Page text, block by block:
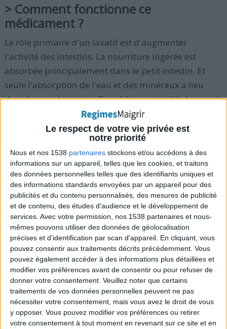
Le respect de votre vie privée est
notre priorité
Nous et nos 1538 partenaires stockons et/ou accédons à des
informations sur un appareil, telles que les cookies, et traitons
des données personnelles telles que des identifiants uniques et
des informations standards envoyées par un appareil pour des
publicités et du contenu personnalisés, des mesures de publicité
et de contenu, des études d'audience et le développement de
services. Avec votre permission, nos 1538 partenaires et nous-
mêmes pouvons utiliser des données de géolocalisation
précises et d’identification par scan d'appareil. En cliquant, vous
pouvez consentir aux traitements décrits précédemment. Vous
pouvez également accéder à des informations plus détaillées et
modifier vos préférences avant de consentir ou pour refuser de
donner votre consentement. Veuillez noter que certains
traitements de vos données personnelles peuvent ne pas
nécessiter votre consentement, mais vous avez le droit de vous
y opposer. Vous pouvez modifier vos préférences ou retirer
votre consentement à tout moment en revenant sur ce site et en
> Comment fonctionne ce
médicament ?
Le rôle primaire d'un laxatif est d'augmenter
l'activité des intestins. La nourriture ingérée est
absorbée principalement dans le petit intestin. Et
seule l'absorption de l'eau et des minéraux a lieu
dans le grand intestin. Ce médicament cible le grand
intestin et non le petit intestin.
Un purgatif précipite l'élimination des restes non
digérés, passés à partir du petit intestin, hors du
corps. C'est pourquoi une personne qui prend ces
médicaments connaît la diarrhée, où la matière non
digérée s'en va avec beaucoup d'eau.
> Pourquoi prendre un purgatif laisse
penser qu'il fait mincir ?
La diarrhée, que nous venons d'évoquer ci-dessus,
signifie une perte de grandes quantités d'eau du
corps, c'est pourquoi les gens sentent qu'ils ont
perdu du poids. Le problème est qu'ils ne se rendent